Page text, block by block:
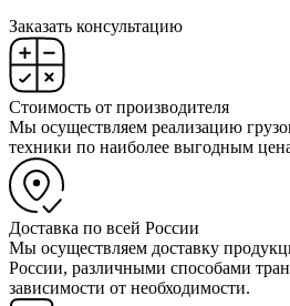
Заказать консультацию
Стоимость от производителя
Мы осуществляем реализацию
техники по наиболее выгодным
Доставка по всей России
Мы осуществляем доставку
России, различными способами
зависимости от необходимости.